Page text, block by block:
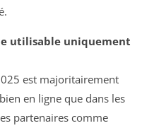
utilisable uniquement
est majoritairement
en ligne que dans les
partenaires comme